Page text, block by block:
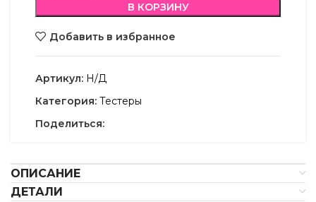
В КОРЗИНУ
Добавить в избранное
Артикул: Н/Д
Категория: Тестеры
Поделиться:
ОПИСАНИЕ
ДЕТАЛИ